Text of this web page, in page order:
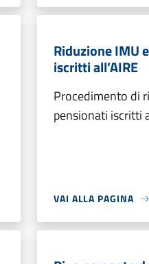
Riduzione IMU
iscritti all’AIRE
Procedimento di
pensionati iscritti
VAI ALLA PAGINA